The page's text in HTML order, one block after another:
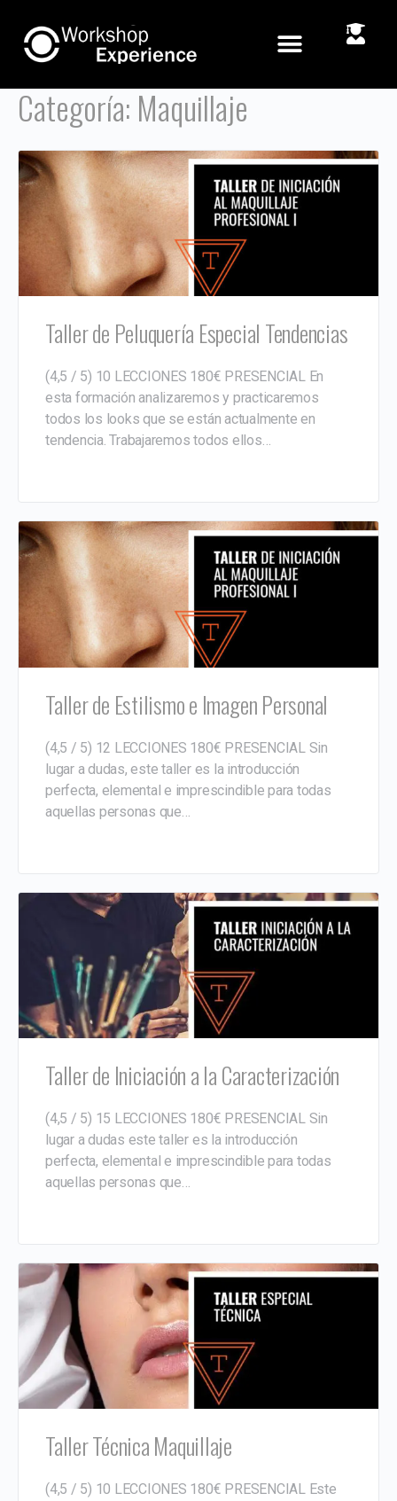
Categoría: Maquillaje
Taller de Peluquería Especial Tendencias
(4,5 / 5) 10 LECCIONES 180€ PRESENCIAL En
esta formación analizaremos y practicaremos
todos los looks que se están actualmente en
tendencia. Trabajaremos todos ellos…
Taller de Estilismo e Imagen Personal
(4,5 / 5) 12 LECCIONES 180€ PRESENCIAL Sin
lugar a dudas, este taller es la introducción
perfecta, elemental e imprescindible para todas
aquellas personas que…
Taller de Iniciación a la Caracterización
(4,5 / 5) 15 LECCIONES 180€ PRESENCIAL Sin
lugar a dudas este taller es la introducción
perfecta, elemental e imprescindible para todas
aquellas personas que…
Taller Técnica Maquillaje
(4,5 / 5) 10 LECCIONES 180€ PRESENCIAL Este